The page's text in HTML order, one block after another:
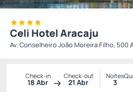
Celi Hotel Aracaju
Av. Conselheiro João Moreira Filho, 500
Check-in
18 Abr
Check-out
21 Abr
Noites
3